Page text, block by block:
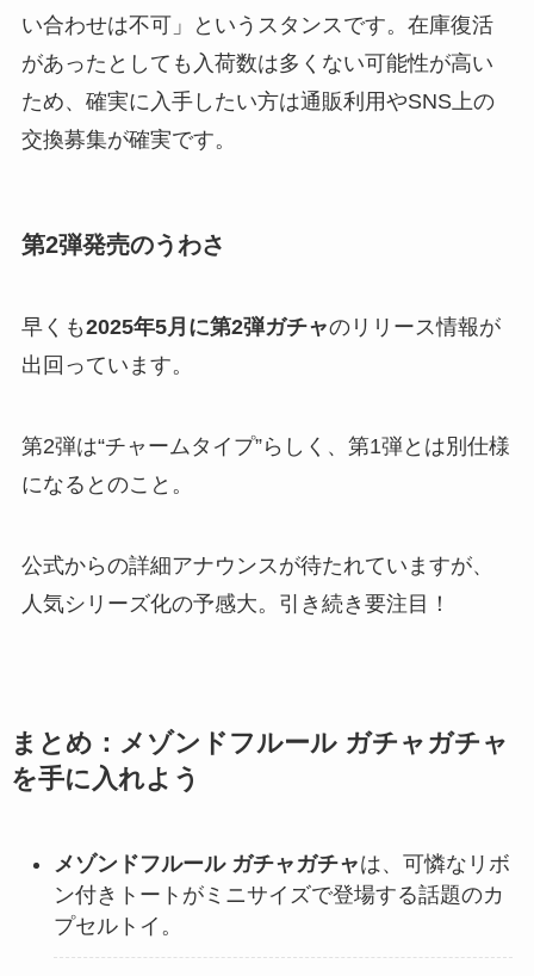
い合わせは不可」というスタンスです。在庫復活
があったとしても入荷数は多くない可能性が高い
ため、確実に入手したい方は通販利用やSNS上の
交換募集が確実です。
第2弾発売のうわさ
早くも2025年5月に第2弾ガチャのリリース情報が
出回っています。
第2弾は“チャームタイプ”らしく、第1弾とは別仕様
になるとのこと。
公式からの詳細アナウンスが待たれていますが、
人気シリーズ化の予感大。引き続き要注目！
まとめ：メゾンドフルール ガチャガチャ
を手に入れよう
メゾンドフルール ガチャガチャは、可憐なリボ
ン付きトートがミニサイズで登場する話題のカ
プセルトイ。